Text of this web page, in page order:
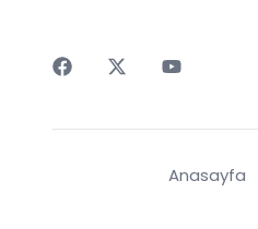
Anasayfa